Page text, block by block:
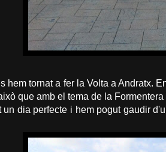
hem tornat a fer la Volta a Andratx.
que amb el tema de la
un dia perfecte i hem pogut gaudir